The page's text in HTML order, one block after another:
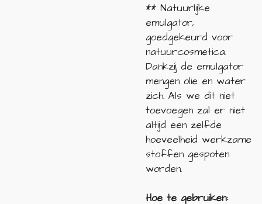
** Natuurlijke
emulgator,
goedgekeurd voor
natuurcosmetica.
Dankzij de emulgator
mengen olie en water
zich. Als we dit niet
toevoegen zal er niet
altijd een zelfde
hoeveelheid werkzame
stoffen gespoten
worden.
Hoe te gebruiken: